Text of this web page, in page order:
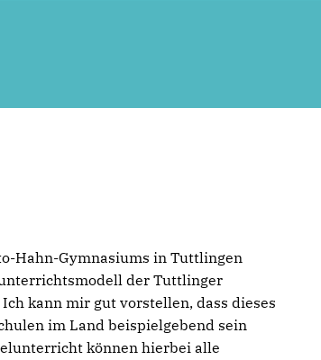
Hahn-Gymnasiums in Tuttlingen
der Tuttlinger
kann mir gut vorstellen, dass dieses
im Land beispielgebend sein
können hierbei alle